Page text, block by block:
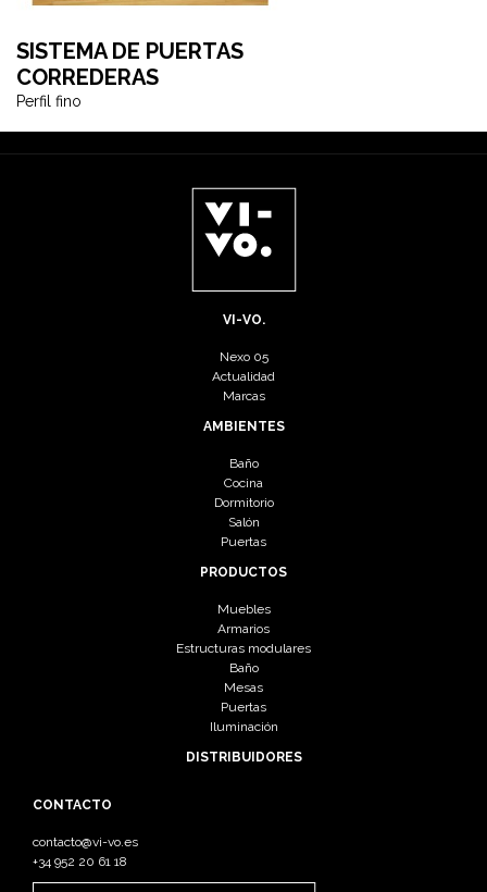
SISTEMA DE PUERTAS
CORREDERAS
Perfil fino
VI-VO.
Nexo 05
Actualidad
Marcas
AMBIENTES
Baño
Cocina
Dormitorio
Salón
Puertas
PRODUCTOS
Muebles
Armarios
Estructuras modulares
Baño
Mesas
Puertas
Iluminación
DISTRIBUIDORES
CONTACTO
contacto@vi-vo.es
+34 952 20 61 18